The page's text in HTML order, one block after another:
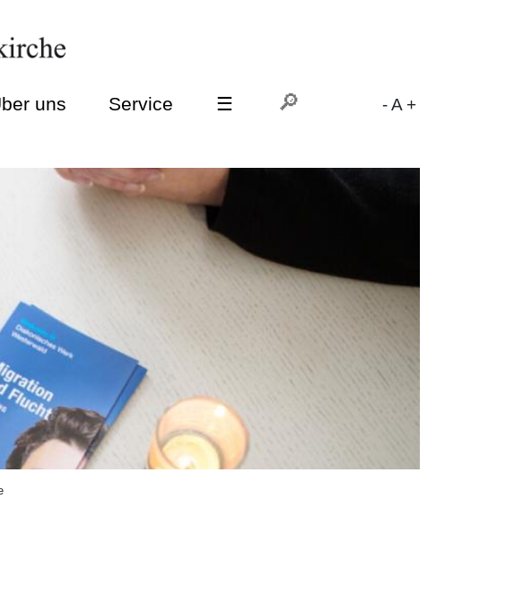
uns Service ☰ -A +